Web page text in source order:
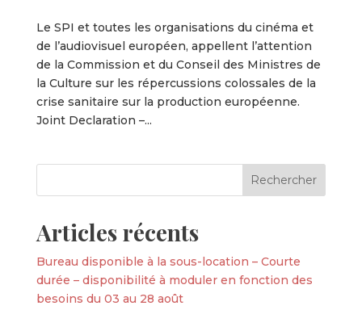
Le SPI et toutes les organisations du cinéma et
de l’audiovisuel européen, appellent l’attention
de la Commission et du Conseil des Ministres de
la Culture sur les répercussions colossales de la
crise sanitaire sur la production européenne.
Joint Declaration –...
Articles récents
Bureau disponible à la sous-location – Courte
durée – disponibilité à moduler en fonction des
besoins du 03 au 28 août